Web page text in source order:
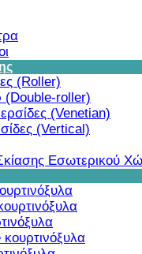
(Roller)
(Double-roller)
(Venetian)
(Vertical)
Εσωτερικού